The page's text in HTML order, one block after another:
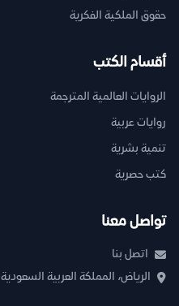
حقوق الملكية الفكرية
أقسام الكتب
الروايات العالمية المترجمة
روايات عربية
تنمية بشرية
كتب حصرية
تواصل معنا
اتصل بنا
الرياض، المملكة العربية السعودية